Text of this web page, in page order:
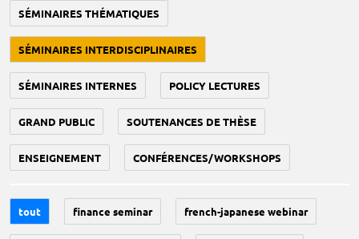
SÉMINAIRES THÉMATIQUES
SÉMINAIRES INTERDISCIPLINAIRES
SÉMINAIRES INTERNES POLICY LECTURES
GRAND PUBLIC SOUTENANCES DE THÈSE
ENSEIGNEMENT CONFÉRENCES/WORKSHOPS
tout finance seminar french-japanese webinar